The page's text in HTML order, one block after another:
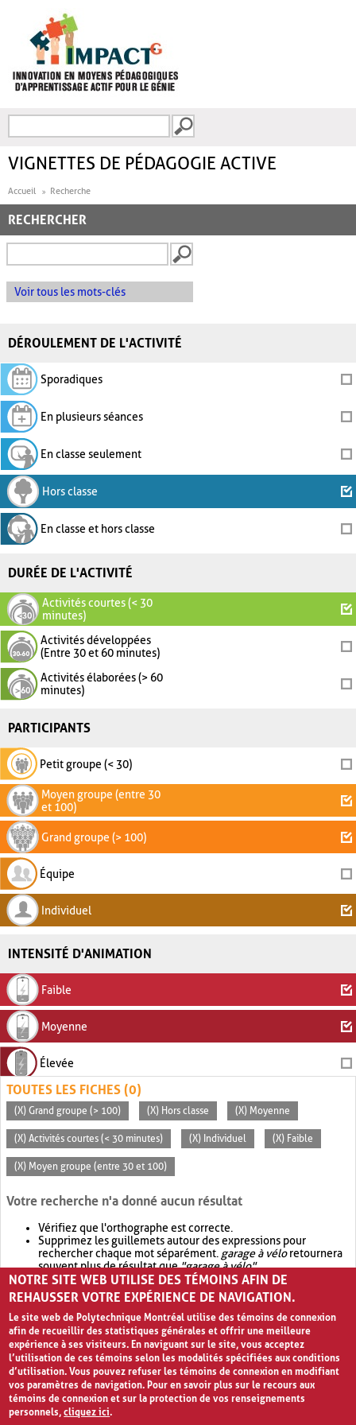
FORMULAIRE DE
VIGNETTES DE PÉDAGOGIE ACTIVE
Accueil Recherche
RECHERCHER
Voir tous les mots-clés
DÉROULEMENT DE L'ACTIVITÉ
Sporadiques
En plusieurs séances
En classe seulement
Hors classe
En classe et hors classe
DURÉE DE L'ACTIVITÉ
Activités courtes (< 30
minutes)
Activités développées
(Entre 30 et 60 minutes)
Activités élaborées (> 60
minutes)
PARTICIPANTS
Petit groupe (< 30)
Moyen groupe (entre 30
et 100)
Grand groupe (> 100)
Équipe
Individuel
INTENSITÉ D'ANIMATION
Faible
Moyenne
Élevée
TOUTES LES FICHES (0)
(X) Grand groupe (> 100) (X) Hors classe (X) Moyenne
(X) Activités courtes (< 30 minutes) (X) Individuel (X) Faible
(X) Moyen groupe (entre 30 et 100)
Votre recherche n'a donné aucun résultat
Vérifiez que l'orthographe est correcte.
Supprimez les guillemets autour des expressions pour
rechercher chaque mot séparément. garage à véloretournera
souvent plus de résultat que"garage à vélo".
Envisagez d'élargir votre recherche avec OR.garage OR vélo
retournera souvent plus de résultat quegarage à vélo
NOTRE SITE WEB UTILISE DES TÉMOINS AFIN DE
REHAUSSER VOTRE EXPÉRIENCE DE NAVIGATION.
Le site web de Polytechnique Montréal utilise des témoins de connexion
afin de recueillir des statistiques générales et offrir une meilleure
expérience à ses visiteurs. En naviguant sur le site, vous acceptez
l’utilisation de ces témoins selon les modalités spécifiées aux conditions
d’utilisation. Vous pouvez refuser les témoins de connexion en modifiant
vos paramètres de navigation. Pour en savoir plus sur le recours aux
témoins de connexion et sur la protection de vos renseignements
personnels,cliquez ici.